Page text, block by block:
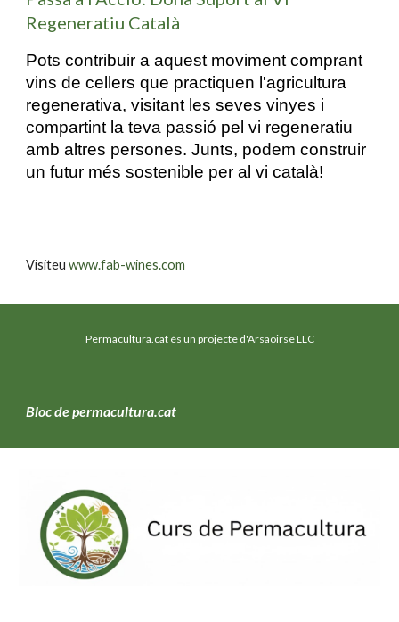
Regeneratiu Català
Pots contribuir a aquest moviment comprant
vins de cellers que practiquen l'agricultura
regenerativa, visitant les seves vinyes i
compartint la teva passió pel vi regeneratiu
amb altres persones. Junts, podem construir
un futur més sostenible per al vi català!
Visiteu www.fab-wines.com
Permacultura.catés un projecte d'Arsaoirse LLC
Bloc de permacultura.cat